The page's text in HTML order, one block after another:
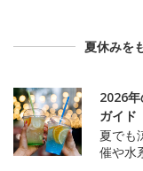
夏休みを
2026
ガイド
夏でも
催や水